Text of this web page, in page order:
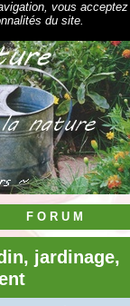
vous acceptez
du site.
F O R U M
jardinage,